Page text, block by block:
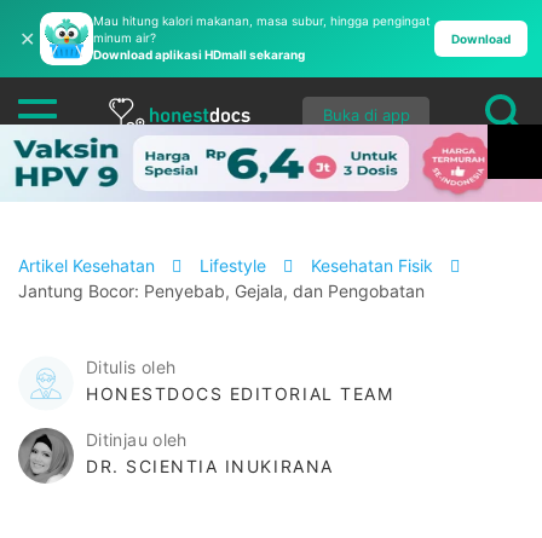
✕
Mau hitung kalori makanan, masa subur, hingga pengingat
minum air?
Download aplikasi HDmall sekarang
Download
Buka di app
Artikel Kesehatan Lifestyle
Kesehatan Fisik
Jantung Bocor: Penyebab, Gejala, dan Pengobatan
Ditulis oleh
HONESTDOCS EDITORIAL TEAM
Ditinjau oleh
DR. SCIENTIA INUKIRANA